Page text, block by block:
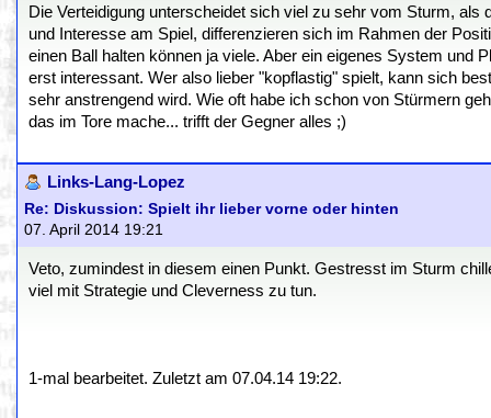
Die Verteidigung unterscheidet sich viel zu sehr vom Sturm,
und Interesse am Spiel, differenzieren sich im Rahmen der
einen Ball halten können ja viele. Aber ein eigenes System und
erst interessant. Wer also lieber "kopflastig" spielt, kann sich
sehr anstrengend wird. Wie oft habe ich schon von Stürmern
das im Tore mache... trifft der Gegner alles ;)
Links-Lang-Lopez
Re: Diskussion: Spielt ihr lieber vorne oder hinten
07. April 2014 19:21
Veto, zumindest in diesem einen Punkt. Gestresst im Sturm
viel mit Strategie und Cleverness zu tun.
1-mal bearbeitet. Zuletzt am 07.04.14 19:22.